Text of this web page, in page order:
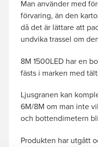
Man använder med
förvaring, än den
då det är lättare att
undvika trassel om
8M 1500LED har en
fästs i marken med
Ljusgranen kan
6M/8M om man inte
och bottendimetern
Produkten har utgått